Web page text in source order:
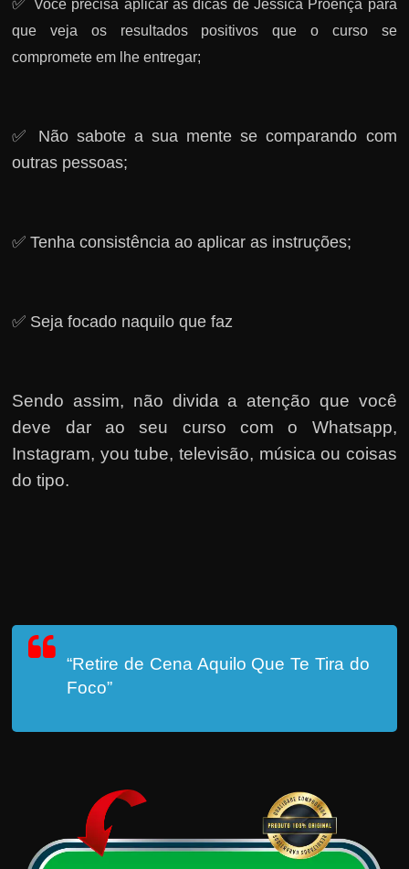
Você precisa aplicar as dicas de Jéssica Proença para
que veja os resultados positivos que o curso se
compromete em lhe entregar;
✅ Não sabote a sua mente se comparando com
outras pessoas;
✅ Tenha consistência ao aplicar as instruções;
✅ Seja focado naquilo que faz
Sendo assim, não divida a atenção que você
deve dar ao seu curso com o Whatsapp,
Instagram, you tube, televisão, música ou coisas
do tipo.
“Retire de Cena Aquilo Que Te Tira do
Foco”